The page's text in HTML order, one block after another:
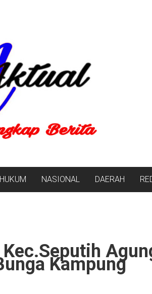
HUKUM NASIONAL DAERAH
Kampung